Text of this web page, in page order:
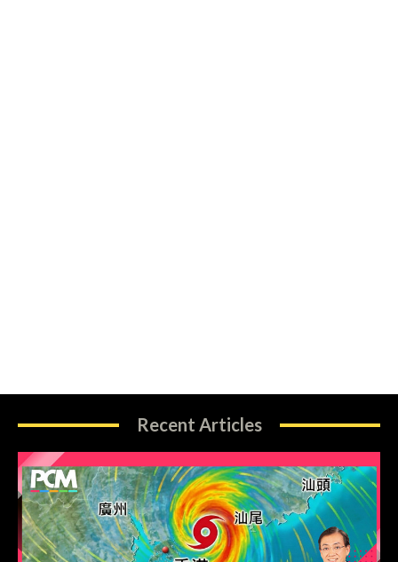
Recent Articles